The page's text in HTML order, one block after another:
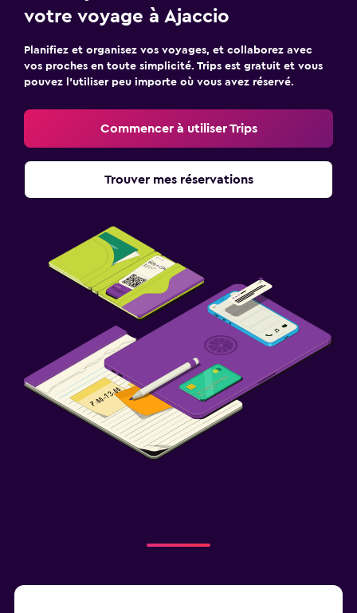
votre voyage à Ajaccio
Planifiez et organisez vos voyages, et collaborez avec
vos proches en toute simplicité. Trips est gratuit et vous
pouvez l’utiliser peu importe où vous avez réservé.
Commencer à utiliser Trips
Trouver mes réservations